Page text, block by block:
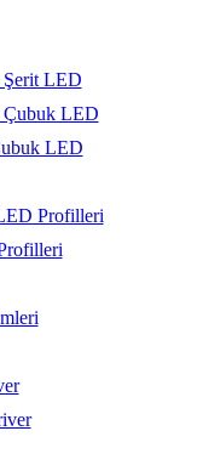
Şerit LED
Çubuk LED
LED
Profilleri